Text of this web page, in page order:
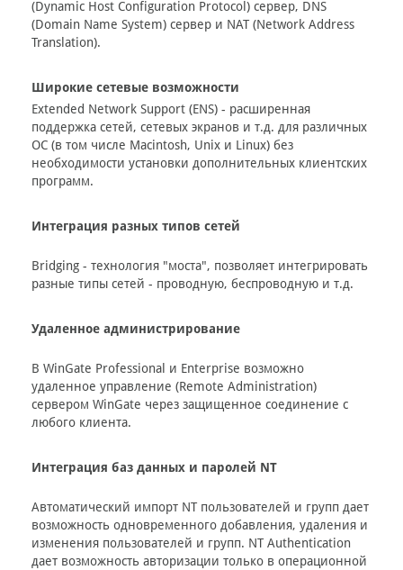
(Dynamic Host Configuration Protocol) сервер, DNS
(Domain Name System) сервер и NAT (Network Address
Translation).
Широкие сетевые возможности
Extended Network Support (ENS) - расширенная
поддержка сетей, сетевых экранов и т.д. для различных
ОС (в том числе Macintosh, Unix и Linux) без
необходимости установки дополнительных клиентских
программ.
Интеграция разных типов сетей
Bridging - технология "моста", позволяет интегрировать
разные типы сетей - проводную, беспроводную и т.д.
Удаленное администрирование
В WinGate Professional и Enterprise возможно
удаленное управление (Remote Administration)
сервером WinGate через защищенное соединение с
любого клиента.
Интеграция баз данных и паролей NT
Автоматический импорт NT пользователей и групп дает
возможность одновременного добавления, удаления и
изменения пользователей и групп. NT Authentication
дает возможность авторизации только в операционной